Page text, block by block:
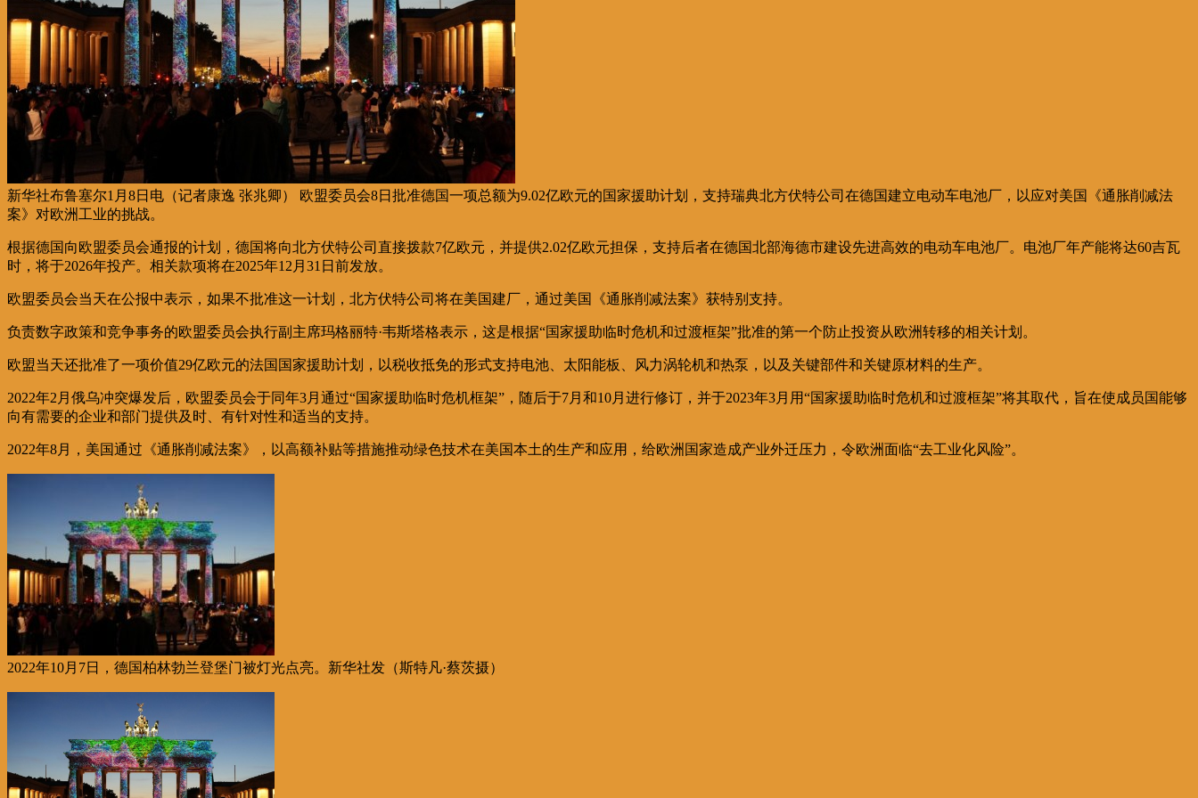
新华社布鲁塞尔1月8日电（记者康逸 张兆卿） 欧盟委员会8日批准德国一项总额为9.02亿欧元的国家援助计划，支持瑞典北方伏特公司在德国建立电动车电池厂，以应对美国《通胀削减法
案》对欧洲工业的挑战。
根据德国向欧盟委员会通报的计划，德国将向北方伏特公司直接拨款7亿欧元，并提供2.02亿欧元担保，支持后者在德国北部海德市建设先进高效的电动车电池厂。电池厂年产能将达60吉瓦
时，将于2026年投产。相关款项将在2025年12月31日前发放。
欧盟委员会当天在公报中表示，如果不批准这一计划，北方伏特公司将在美国建厂，通过美国《通胀削减法案》获特别支持。
负责数字政策和竞争事务的欧盟委员会执行副主席玛格丽特·韦斯塔格表示，这是根据“国家援助临时危机和过渡框架”批准的第一个防止投资从欧洲转移的相关计划。
欧盟当天还批准了一项价值29亿欧元的法国国家援助计划，以税收抵免的形式支持电池、太阳能板、风力涡轮机和热泵，以及关键部件和关键原材料的生产。
2022年2月俄乌冲突爆发后，欧盟委员会于同年3月通过“国家援助临时危机框架”，随后于7月和10月进行修订，并于2023年3月用“国家援助临时危机和过渡框架”将其取代，旨在使成员国能够
向有需要的企业和部门提供及时、有针对性和适当的支持。
2022年8月，美国通过《通胀削减法案》，以高额补贴等措施推动绿色技术在美国本土的生产和应用，给欧洲国家造成产业外迁压力，令欧洲面临“去工业化风险”。
2022年10月7日，德国柏林勃兰登堡门被灯光点亮。新华社发（斯特凡·蔡茨摄）